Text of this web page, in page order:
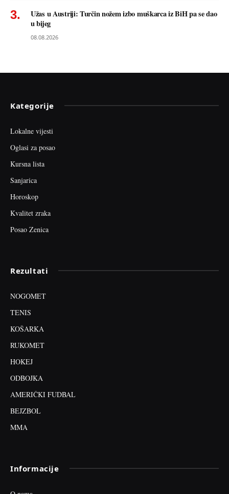
Užas u Austriji: Turčin nožem izbo muškarca iz BiH pa se dao
u bijeg
08.08.2026
Kategorije
Lokalne vijesti
Oglasi za posao
Kursna lista
Sanjarica
Horoskop
Kvalitet zraka
Posao Zenica
Rezultati
NOGOMET
TENIS
KOŠARKA
RUKOMET
HOKEJ
ODBOJKA
AMERIČKI FUDBAL
BEJZBOL
MMA
Informacije